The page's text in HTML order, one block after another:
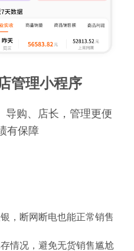
管理小程序
导购、店长，管理更便
有保障
，断网断电也能正常销售
情况，避免无货销售尴尬